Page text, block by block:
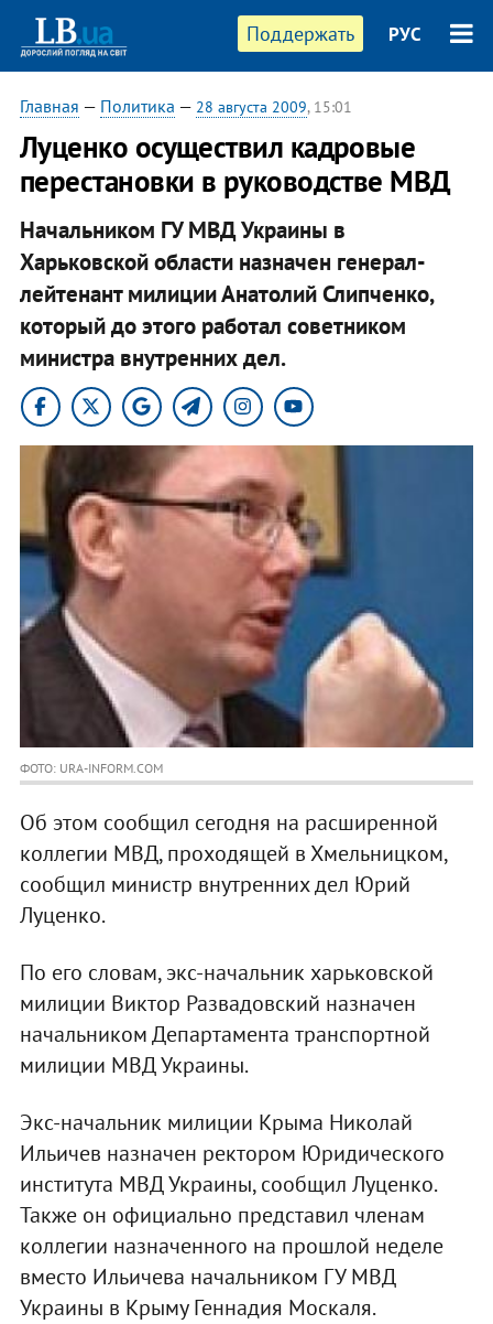
Поддержать РУС
Главная — Политика — 28 августа 2009, 15:01
Луценко осуществил кадровые
перестановки в руководстве МВД
Начальником ГУ МВД Украины в
Харьковской области назначен генерал-
лейтенант милиции Анатолий Слипченко,
который до этого работал советником
министра внутренних дел.
ФОТО: URA-INFORM.COM
Об этом сообщил сегодня на расширенной
коллегии МВД, проходящей в Хмельницком,
сообщил министр внутренних дел Юрий
Луценко.
По его словам, экс-начальник харьковской
милиции Виктор Развадовский назначен
начальником Департамента транспортной
милиции МВД Украины.
Экс-начальник милиции Крыма Николай
Ильичев назначен ректором Юридического
института МВД Украины, сообщил Луценко.
Также он официально представил членам
коллегии назначенного на прошлой неделе
вместо Ильичева начальником ГУ МВД
Украины в Крыму Геннадия Москаля.